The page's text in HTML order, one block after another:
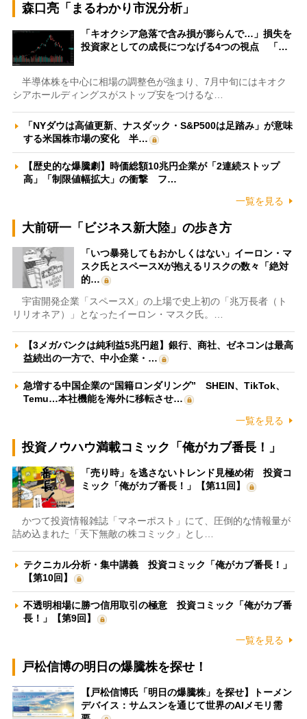
森口亮「まるわかり市況分析」
「キオクシア急落で含み損が膨らんで…」損失を
投資家としての成長につなげる4つの視点 「…
半導体株を中心に相場の調整色が強まり、7月中旬にはキオク
シアホールディングスがストップ安をつけるな…
「NYダウは高値更新、ナスダック・S&P500は足踏み」が意味
する米国株市場の変化 半…
【歴史的な爆騰劇】時価総額10兆円企業が「2連続ストップ
高」「制限値幅拡大」の衝撃 フ…
一覧を見る
大前研一「ビジネス新大陸」の歩き方
「いつ暴発してもおかしくはない」イーロン・マ
スク氏とスペースXが抱えるリスクの数々「絶対
的…
宇宙開発企業「スペースX」の上場で史上初の「兆万長者（ト
リリオネア）」となったイーロン・マスク氏。…
【3メガバンクは純利益5兆円超】銀行、商社、ゼネコンは最高
益続出の一方で、中小企業・…
急増する中国企業の“国籍ロンダリング” SHEIN、TikTok、
Temu…本社機能を海外に移転させ…
一覧を見る
投資ノウハウ満載コミック「俺がカブ番長！」
「売り時」を逃さないトレンド見極め術 投資コ
ミック「俺がカブ番長！」【第11回】
かつて投資情報雑誌「マネーポスト」にて、圧倒的な情報量が
詰め込まれた「天下無敵の株コミック」とし…
テクニカル分析・集中講義 投資コミック「俺がカブ番長！」
【第10回】
不透明相場に勝つ信用取引の極意 投資コミック「俺がカブ番
長！」【第9回】
一覧を見る
戸松信博の明日の爆騰株を探せ！
【戸松信博氏「明日の爆騰株」を探せ】トーメン
デバイス：サムスンを通じて世界のAIメモリ需